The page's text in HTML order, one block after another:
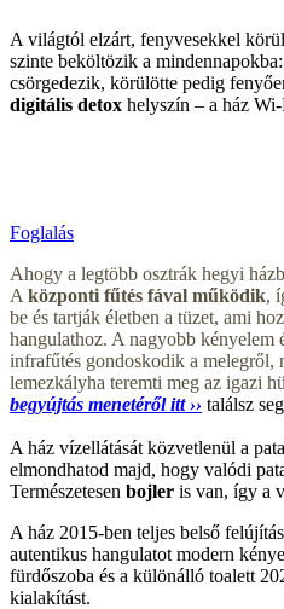
A világtól elzárt, fenyvesekkel
szinte beköltözik a
csörgedezik, körülötte pedig
digitális detox helyszín – a ház
Foglalás
Ahogy a legtöbb osztrák hegyi
A központi fűtés fával működik,
be és tartják életben a tüzet, ami
hangulathoz. A nagyobb kényelem
infrafűtés gondoskodik a melegről,
lemezkályha teremti meg az igazi
begyújtás menetéről itt›› találsz
A ház vízellátását közvetlenül a
elmondhatod majd, hogy valódi
Természetesen bojler is van, így a
A ház 2015-ben teljes belső
autentikus hangulatot modern
fürdőszoba és a különálló toalett
kialakítást.